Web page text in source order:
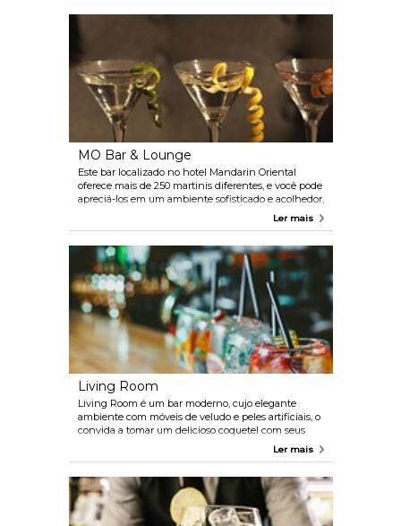
electro, chegando à lista dos "Top 10 Nightclubs" da
MO Bar & Lounge
Este bar localizado no hotel Mandarin Oriental
oferece mais de 250 martinis diferentes, e você pode
apreciá-los em um ambiente sofisticado e acolhedor,
com excelentes vistas do horizonte da cidade. ELer mais
Living Room
Living Room é um bar moderno, cujo elegante
ambiente com móveis de veludo e peles artificiais, o
convida a tomar um delicioso coquetel com seus
amigos enquanto vive o lema de ver e ser visto.Ler mais